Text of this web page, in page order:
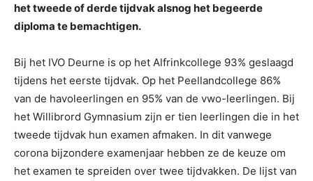
het tweede of derde tijdvak alsnog het begeerde
diploma te bemachtigen.
Bij het IVO Deurne is op het Alfrinkcollege 93% geslaagd
tijdens het eerste tijdvak. Op het Peellandcollege 86%
van de havoleerlingen en 95% van de vwo-leerlingen. Bij
het Willibrord Gymnasium zijn er tien leerlingen die in het
tweede tijdvak hun examen afmaken. In dit vanwege
corona bijzondere examenjaar hebben ze de keuze om
het examen te spreiden over twee tijdvakken. De lijst van